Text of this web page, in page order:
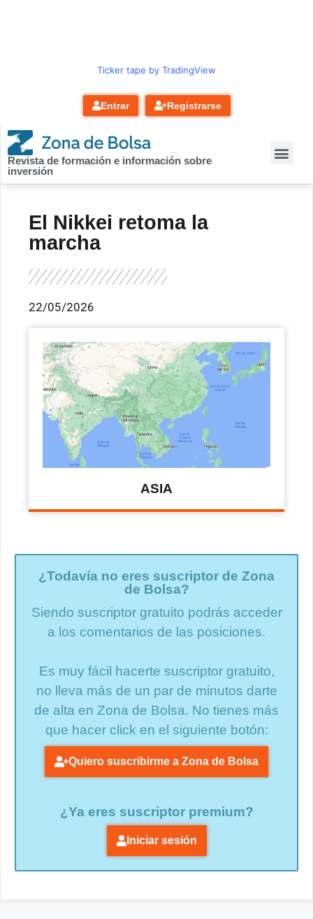
Ticker tape by TradingView
Entrar Registrarse
Revista de formación e información sobre
inversión
El Nikkei retoma la
marcha
22/05/2026
ASIA
¿Todavía no eres suscriptor de Zona
de Bolsa?
Siendo suscriptor gratuito podrás acceder
a los comentarios de las posiciones.
Es muy fácil hacerte suscriptor gratuito,
no lleva más de un par de minutos darte
de alta en Zona de Bolsa. No tienes más
que hacer click en el siguiente botón:
Quiero suscribirme a Zona de Bolsa
¿Ya eres suscriptor premium?
Iniciar sesión